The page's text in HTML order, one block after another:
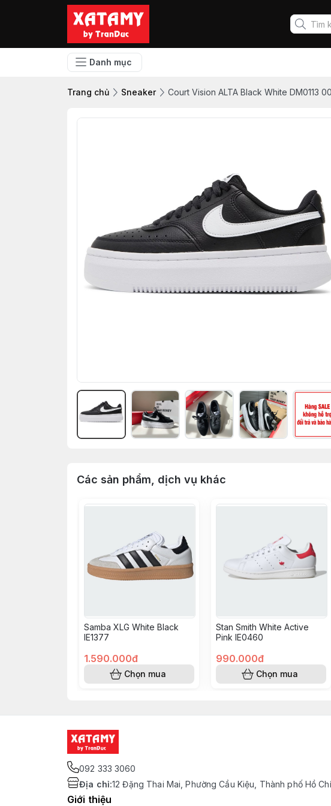
Danh mục
Trang chủ Sneaker Court Vision ALTA Black White DM0113
Các sản phẩm, dịch vụ khác
Samba XLG White Black
IE1377
1.590.000đ
Chọn mua
Stan Smith White Active
Pink IE0460
990.000đ
Chọn mua
092 333 3060
Địa chỉ:12 Đặng Thai Mai, Phường Cầu Kiệu, Thành phố Hồ
Giới thiệu